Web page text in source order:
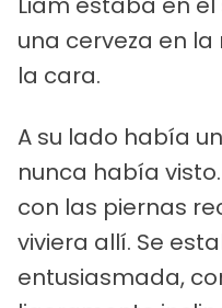
una cerveza en
la cara.
A su lado había
nunca había
con las piernas
viviera allí. Se
entusiasmada,